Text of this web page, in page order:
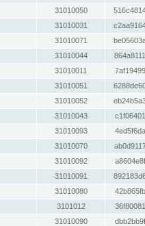
31010050
31010031
31010071
31010044
31010011
31010051
31010052
31010043
31010093
31010070
31010092
31010091
31010080
3101012
31010090